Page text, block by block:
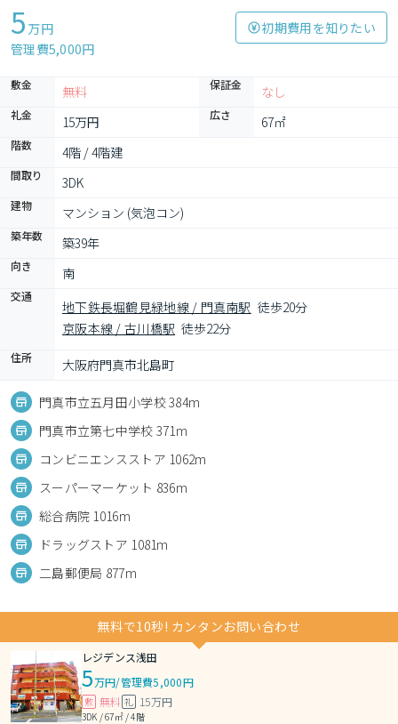
5 万円
管理費5,000円
初期費用を知りたい
敷金 無料 保証金 なし
礼金 15万円 広さ 67㎡
階数 4階 / 4階建
間取り 3DK
建物 マンション (気泡コン)
築年数 築39年
向き 南
交通
地下鉄長堀鶴見緑地線 / 門真南駅 徒歩20分
京阪本線 / 古川橋駅 徒歩22分
住所 大阪府門真市北島町
門真市立五月田小学校 384m
門真市立第七中学校 371m
コンビニエンスストア 1062m
スーパーマーケット 836m
総合病院 1016m
ドラッグストア 1081m
二島郵便局 877m
無料で10秒! カンタンお問い合わせ
レジデンス浅田
5万円/管理費5,000円
敷 無料 礼 15万円
3DK / 67㎡ / 4階